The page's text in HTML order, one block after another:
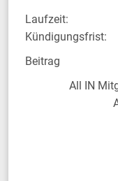
Laufzeit:
Kündigungsfrist:
Beitrag
All IN